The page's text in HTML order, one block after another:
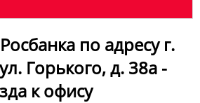
по адресу г.
Горького, д. 38а -
к офису